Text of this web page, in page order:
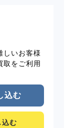
しいお客様
取をご利用
込む
込む